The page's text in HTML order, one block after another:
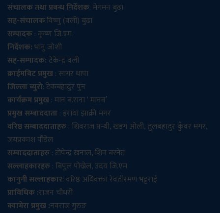
संचालक तथा प्रबन्ध निर्देशक: मेगमन बुढा
सह-संचालक:विष्णु (वली) बुढा
सम्पादक: कृष्ण जि.एम
निर्देशक:भानु जोशी
सह-सम्पादक:टेकेन्द्र वली
क्राईमबिट प्रमुख: सागर थापा
जिल्ला ब्युरो: टेकबहादुर पुन
कार्यक्रम प्रमुख: मान ब.राना ‘ मानव’
प्रमुख सम्बाददाता: इराधा झाक्री मगर
वरिष्ठ सम्बाददाताहरु: शिवराज पन्थी, खडग ओली, तुलबहादुर कुँवर मगर,
जयप्रकाश पौडेल
सम्बाददाताहरु: टोपेन्द्र खनाल, शिव बस्नेत
सल्लाहकारहरु: बिपुल पोख्रेल, उदय जि.एम
कानुनी सल्लाहकार: वरिष्ठ अधिवक्ता रेवतीरमण भट्टराई
प्राविधिक :राजन चौधरी
क्यामेरा प्रमुख :नवराज गुरुङ